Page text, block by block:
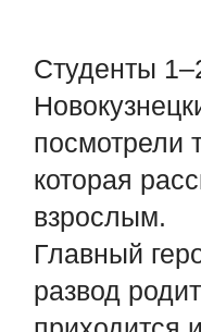
Студенты
посмотрели
которая
взрослым.
Главный
развод